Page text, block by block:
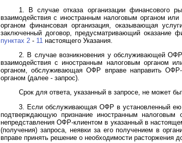
1. В случае отказа организации финансового
взаимодействия с иностранным налоговым органом
органом финансовая организация, оказывающая
заключенный договор, предусматривающий оказание
пунктах 2 - 11 настоящего Указания.
2. В случае возникновения у обслуживающей
взаимодействия с иностранным налоговым органом
органом, обслуживающая ОФР вправе направить ОФР-
органом (далее - запрос).
Срок для ответа, указанный в запросе, не может
3. Если обслуживающая ОФР в установленный ею
подтверждающую признание иностранным
непредставления ОФР-клиентом в указанный в
(получения) запроса, неявки за его получением в
вправе принять решение о необходимости расторжения